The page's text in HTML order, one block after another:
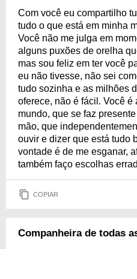
Com você eu compartilho
tudo o que está em minha
Você não me julga em
alguns puxões de orelha
mas sou feliz em ter você
eu não tivesse, não sei
tudo sozinha e as milhões
oferece, não é fácil. Você
mundo, que se faz
mão, que
ouvir e dizer que está tudo
vontade é de me esganar,
também faço escolhas
COPIAR
Companheira de todas